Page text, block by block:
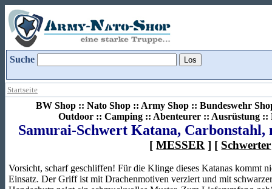
Suche
Startseite
BW Shop :: Nato Shop :: Army Shop :: Bundeswehr
Outdoor :: Camping :: Abenteurer :: Ausrüstung ::
Samurai-Schwert Katana, Carbonstahl,
[MESSER ] [ Schwerter
Vorsicht, scharf geschliffen! Für die Klinge dieses Katanas kommt
Einsatz. Der Griff ist mit Drachenmotiven verziert und mit